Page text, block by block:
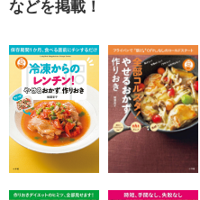
などを掲載！